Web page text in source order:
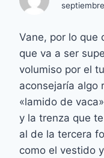
Vane, por lo que
que va a ser
volumiso por el
aconsejaría algo
«lamido de
y la trenza que
al de la tercera
como el vestido